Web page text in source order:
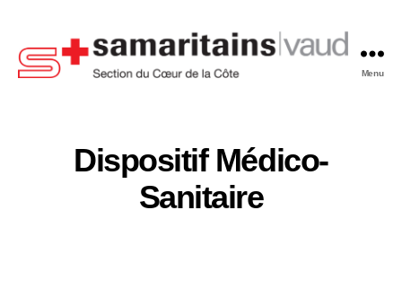
Menu
Dispositif Médico-
Sanitaire